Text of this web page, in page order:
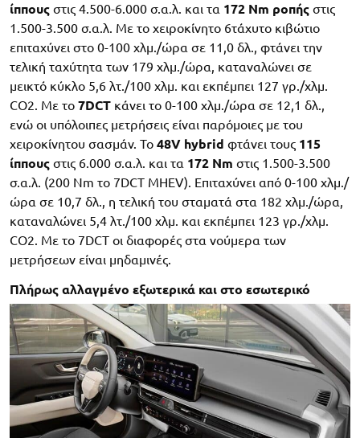
ίππους στις 4.500-6.000 σ.α.λ. και τα 172 Nm ροπής στις
1.500-3.500 σ.α.λ. Με το χειροκίνητο 6τάχυτο κιβώτιο
επιταχύνει στο 0-100 χλμ./ώρα σε 11,0 δλ., φτάνει την
τελική ταχύτητα των 179 χλμ./ώρα, καταναλώνει σε
μεικτό κύκλο 5,6 λτ./100 χλμ. και εκπέμπει 127 γρ./χλμ.
CO2. Με το 7DCT κάνει το 0-100 χλμ./ώρα σε 12,1 δλ.,
ενώ οι υπόλοιπες μετρήσεις είναι παρόμοιες με του
χειροκίνητου σασμάν. Το 48V hybrid φτάνει τους 115
ίππους στις 6.000 σ.α.λ. και τα 172 Nm στις 1.500-3.500
σ.α.λ. (200 Nm το 7DCT MHEV). Επιταχύνει από 0-100 χλμ./
ώρα σε 10,7 δλ., η τελική του σταματά στα 182 χλμ./ώρα,
καταναλώνει 5,4 λτ./100 χλμ. και εκπέμπει 123 γρ./χλμ.
CO2. Με το 7DCΤ οι διαφορές στα νούμερα των
μετρήσεων είναι μηδαμινές.
Πλήρως αλλαγμένο εξωτερικά και στο εσωτερικό